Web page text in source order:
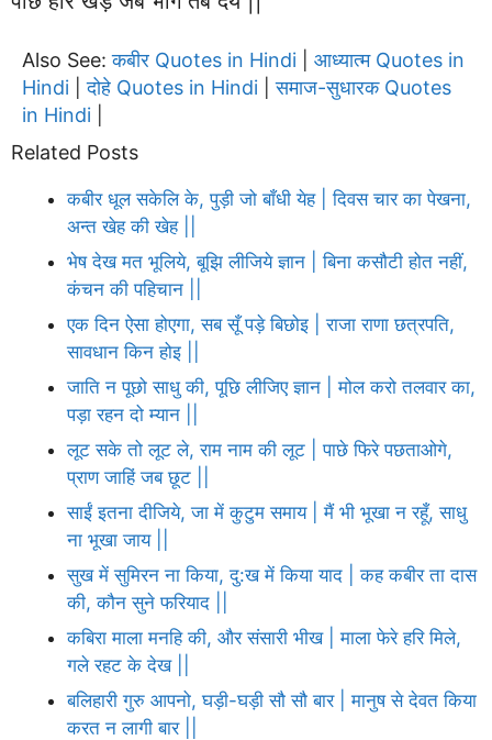
Also See:कबीर Quotes in Hindi
आध्यात्म Quotes in
Hindi |दोहे Quotes in Hindi |समाज-सुधारक Quotes
in Hindi
Related Posts
कबीर धूल सकेलि के, पुड़ी जो बाँधी येह | दिवस चार का पेखना,
अन्त खेह की खेह ||
भेष देख मत भूलिये, बूझि लीजिये ज्ञान | बिना कसौटी होत नहीं,
कंचन की पहिचान ||
एक दिन ऐसा होएगा, सब सूँ पड़े बिछोइ | राजा राणा छत्रपति,
सावधान किन होइ ||
जाति न पूछो साधु की, पूछि लीजिए ज्ञान | मोल करो तलवार का,
पड़ा रहन दो म्यान ||
लूट सके तो लूट ले, राम नाम की लूट | पाछे फिरे पछताओगे,
प्राण जाहिं जब छूट ||
साईं इतना दीजिये, जा में कुटुम समाय | मैं भी भूखा न रहूँ, साधु
ना भूखा जाय ||
सुख में सुमिरन ना किया, दु:ख में किया याद | कह कबीर ता दास
की, कौन सुने फरियाद ||
कबिरा माला मनहि की, और संसारी भीख | माला फेरे हरि मिले,
गले रहट के देख ||
बलिहारी गुरु आपनो, घड़ी-घड़ी सौ सौ बार | मानुष से देवत किया
करत न लागी बार ||